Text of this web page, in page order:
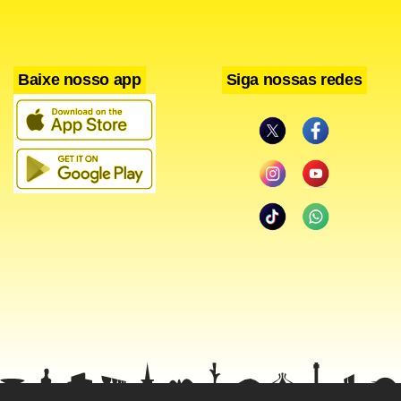
O parlamentar destacou que a mais polêmica, que pode
causar algum problema é a que viabiliza a utilização de
sementes transgênicas em unidades de conservação. As
outras duas referem-se a contratação emergencial, sem
concurso público, de controladores de tráfego aéreo e a
que libera crédito ao Executivo para leilões de produtos
Baixe nosso app Siga nossas redes